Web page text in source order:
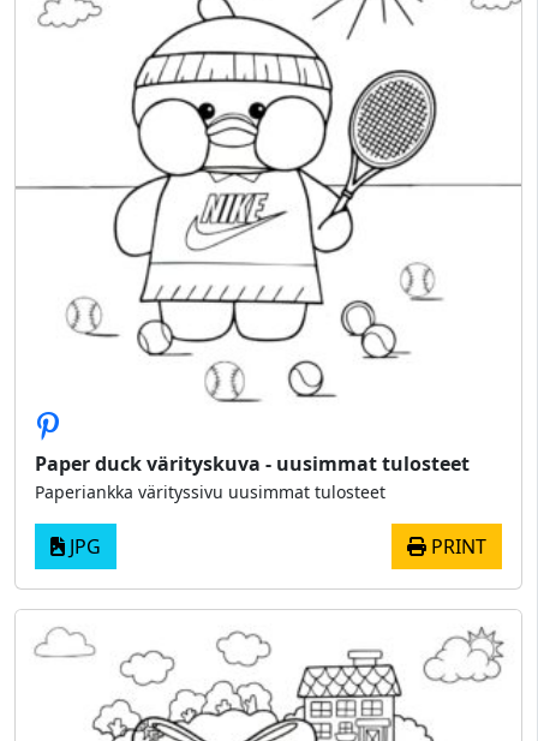
Paper duck värityskuva - uusimmat tulosteet
Paperiankka värityssivu uusimmat tulosteet
JPG PRINT